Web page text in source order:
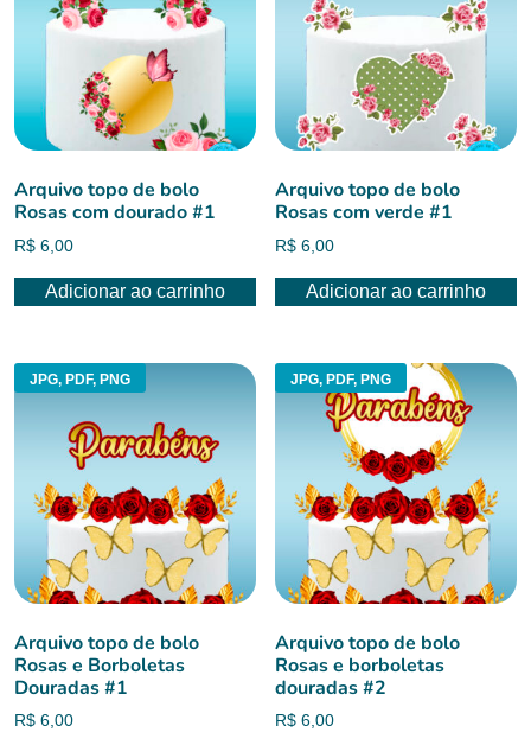
Arquivo topo de bolo
Rosas com dourado #1
R$ 6,00
Adicionar ao carrinho
Arquivo topo de bolo
Rosas com verde #1
R$ 6,00
Adicionar ao carrinho
JPG, PDF, PNG
Arquivo topo de bolo
Rosas e Borboletas
Douradas #1
R$ 6,00
JPG, PDF, PNG
Arquivo topo de bolo
Rosas e borboletas
douradas #2
R$ 6,00